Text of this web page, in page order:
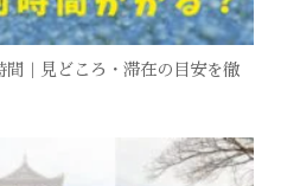
間｜見どころ・滞在の目安を徹